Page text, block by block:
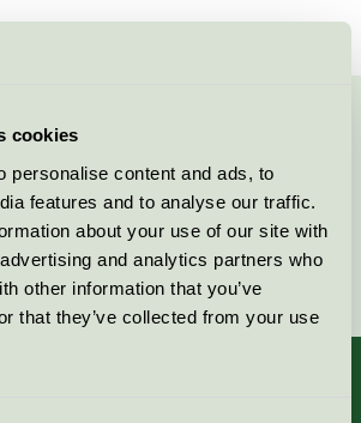
cookies
personalise content and ads, to
features and to analyse our traffic.
about your use of our site with
and analytics partners who
other information that you’ve
that they’ve collected from your use
55 55 24 00